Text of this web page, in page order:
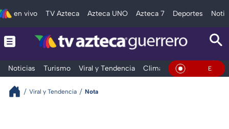
en vivo TV Azteca Azteca UNO Azteca 7 Deportes
Noticias Turismo Viral y Tendencia Clima Deportes En Vivo
Viral y Tendencia Nota